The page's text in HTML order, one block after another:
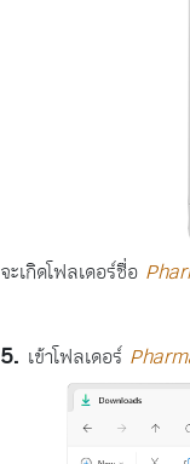
จะเกิดโฟลเดอร์ชื่อ
เข้าโฟลเดอร์